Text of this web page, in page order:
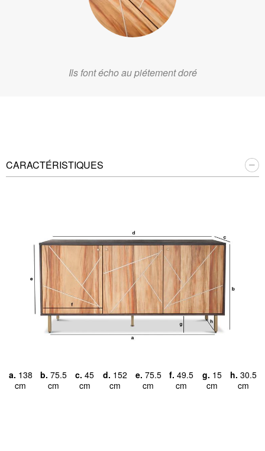
Ils font écho au piétement doré
CARACTÉRISTIQUES
a. 138
cm
b. 75.5
cm
c. 45
cm
d. 152
cm
e. 75.5
cm
f. 49.5
cm
g. 15
cm
h. 30.5
cm